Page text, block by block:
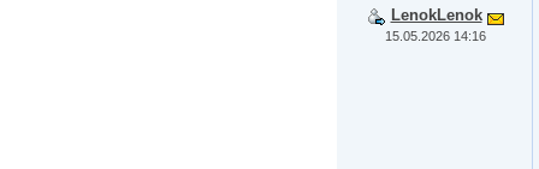
LenokLenok
15.05.2026 14:16